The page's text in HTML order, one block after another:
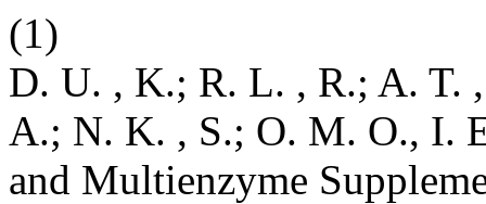
(1)
D. U. , K.; R. L. , R.; A. T.
A.; N. K. , S.; O. M. O., I.
and Multienzyme